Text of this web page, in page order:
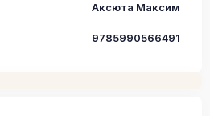
Аксюта Максим
9785990566491